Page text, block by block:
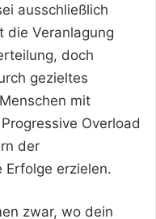
ausschließlich
die Veranlagung
doch
gezieltes
mit
Overload
der
Erfolge erzielen.
zwar, wo dein